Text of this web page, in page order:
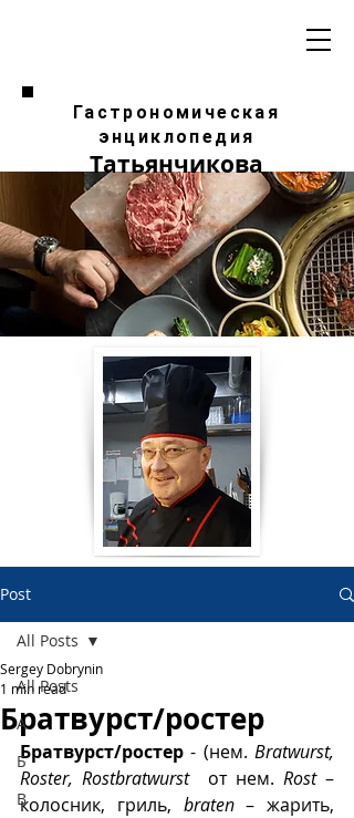
Гастрономическая
энциклопедия
Татьянчикова
Post
All Posts
А
Б
В
All Posts
Братвурст/ростер
Sergey Dobrynin
1 min read
Братвурст/ростер - (нем. Bratwurst,
Roster, Rostbratwurst от нем. Rost –
колосник, гриль, braten